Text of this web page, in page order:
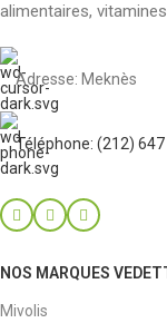
alimentaires,
Adresse: Meknès
Téléphone: (212)
NOS MARQUES
Mivolis